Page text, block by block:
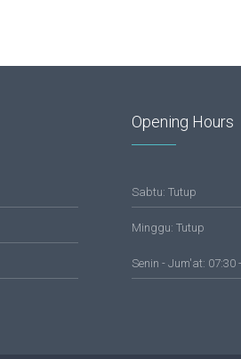
Opening Hours
Sabtu: Tutup
Minggu: Tutup
Senin - Jum'at: 07:30